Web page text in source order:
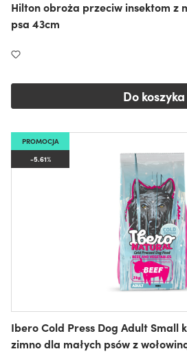
Hilton obroża przeciw insektom z
psa 43cm
Do koszyka
PROMOCJA
-5.61%
Ibero Cold Press Dog Adult Small
zimno dla małych psów z